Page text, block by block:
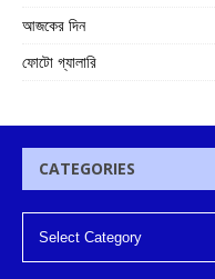
আজকের দিন
ফোটো গ্যালারি
CATEGORIES